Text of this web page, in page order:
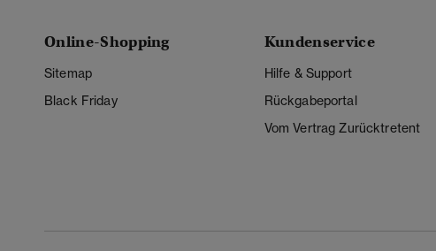
Online-Shopping
Sitemap
Black Friday
Kundenservice
Hilfe & Support
Rückgabeportal
Vom Vertrag Zurücktretent